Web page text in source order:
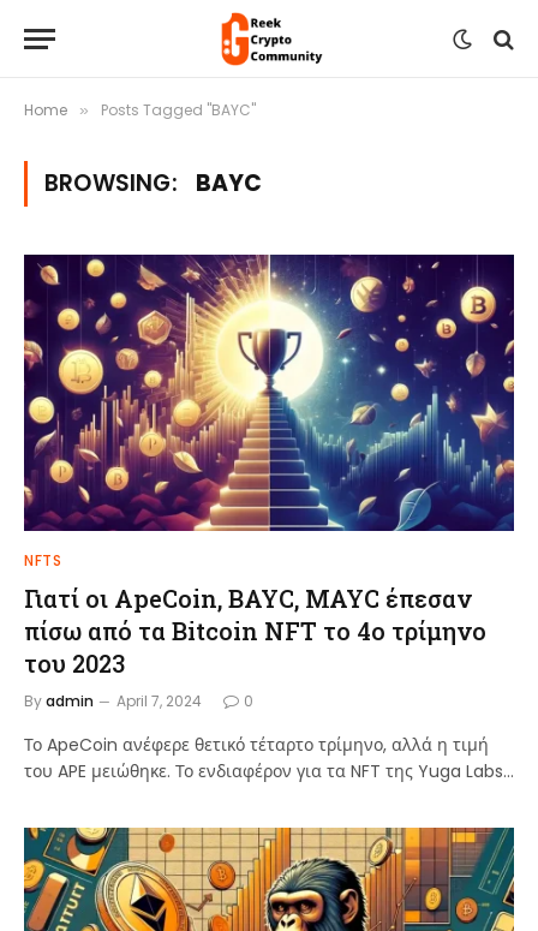
Home » Posts Tagged "BAYC"
BROWSING: BAYC
NFTS
Γιατί οι ApeCoin, BAYC, MAYC έπεσαν
πίσω από τα Bitcoin NFT το 4ο τρίμηνο
του 2023
Byadmin April 7, 2024 0
Το ApeCoin ανέφερε θετικό τέταρτο τρίμηνο, αλλά η τιμή
του APE μειώθηκε. Το ενδιαφέρον για τα NFT της Yuga Labs…